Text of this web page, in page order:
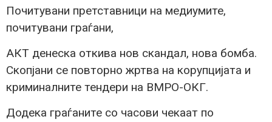
Почитувани претставници на медиумите,
почитувани граѓани,
АКТ денеска откива нов скандал, нова бомба.
Скопјани се повторно жртва на корупцијата и
криминалните тендери на ВМРО-ОКГ.
Додека граѓаните со часови чекаат по